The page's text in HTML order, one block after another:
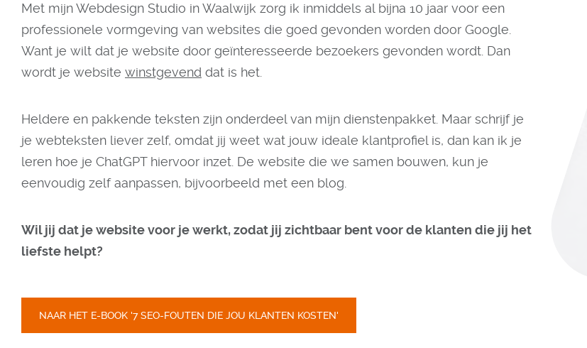
Met mijn Webdesign Studio in Waalwijk zorg ik inmiddels al bijna 10 jaar voor een
professionele vormgeving van websites die goed gevonden worden door Google.
Want je wilt dat je website door geïnteresseerde bezoekers gevonden wordt. Dan
wordt je website winstgevend dat is het.
Heldere en pakkende teksten zijn onderdeel van mijn dienstenpakket. Maar schrijf je
je webteksten liever zelf, omdat jij weet wat jouw ideale klantprofiel is, dan kan ik je
leren hoe je ChatGPT hiervoor inzet. De website die we samen bouwen, kun je
eenvoudig zelf aanpassen, bijvoorbeeld met een blog.
Wil jij dat je website voor je werkt, zodat jij zichtbaar bent voor de klanten die jij het
liefste helpt?
NAAR HET E-BOOK '7 SEO-FOUTEN DIE JOU KLANTEN KOSTEN'